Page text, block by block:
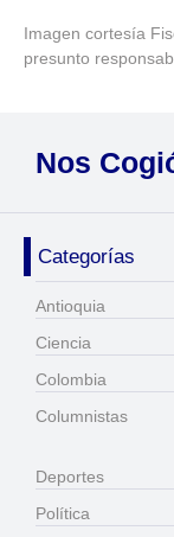
Imagen cortesía
presunto
Nos
Categorías
Antioquia
Ciencia
Colombia
Columnistas
Deportes
Política